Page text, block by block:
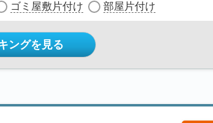
ゴミ屋敷片付け 部屋片付け
ングを見る